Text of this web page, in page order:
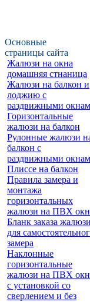
Основные
страницы сайта
Жалюзи на окна
домашняя стнаница
Жалюзи на балкон и
лоджию c
раздвижными
Горизонтальные
жалюзи на балкон
Рулонные жалюзи
балкон с
раздвижными
Плиссе на балкон
Правила замера и
монтажа
горизонтальных
жалюзи на ПВХ
Бланк заказа жалюзи
для
замера
Наклонные
горизонтальные
жалюзи на ПВХ
с установкой со
сверлением и без